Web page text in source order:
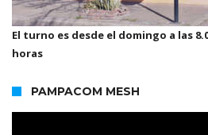
El turno es desde el domingo a las
horas
PAMPACOM MESH